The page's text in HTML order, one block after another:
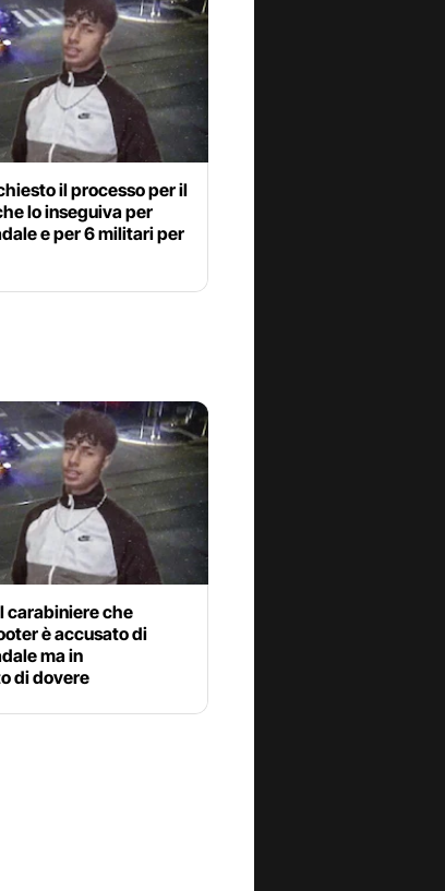
il processo per il
lo inseguiva per
e per 6 militari per
carabiniere che
è accusato di
ma in
di dovere